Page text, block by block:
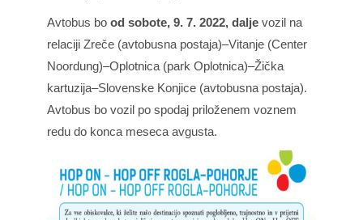
Avtobus bood sobote, 9. 7. 2022, dalje vozil na
relaciji Zreče (avtobusna postaja)–Vitanje (Center
Noordung)–Oplotnica (park Oplotnica)–Žička
kartuzija–Slovenske Konjice (avtobusna postaja).
Avtobus bo vozil po spodaj priloženem voznem
redu do konca meseca avgusta.